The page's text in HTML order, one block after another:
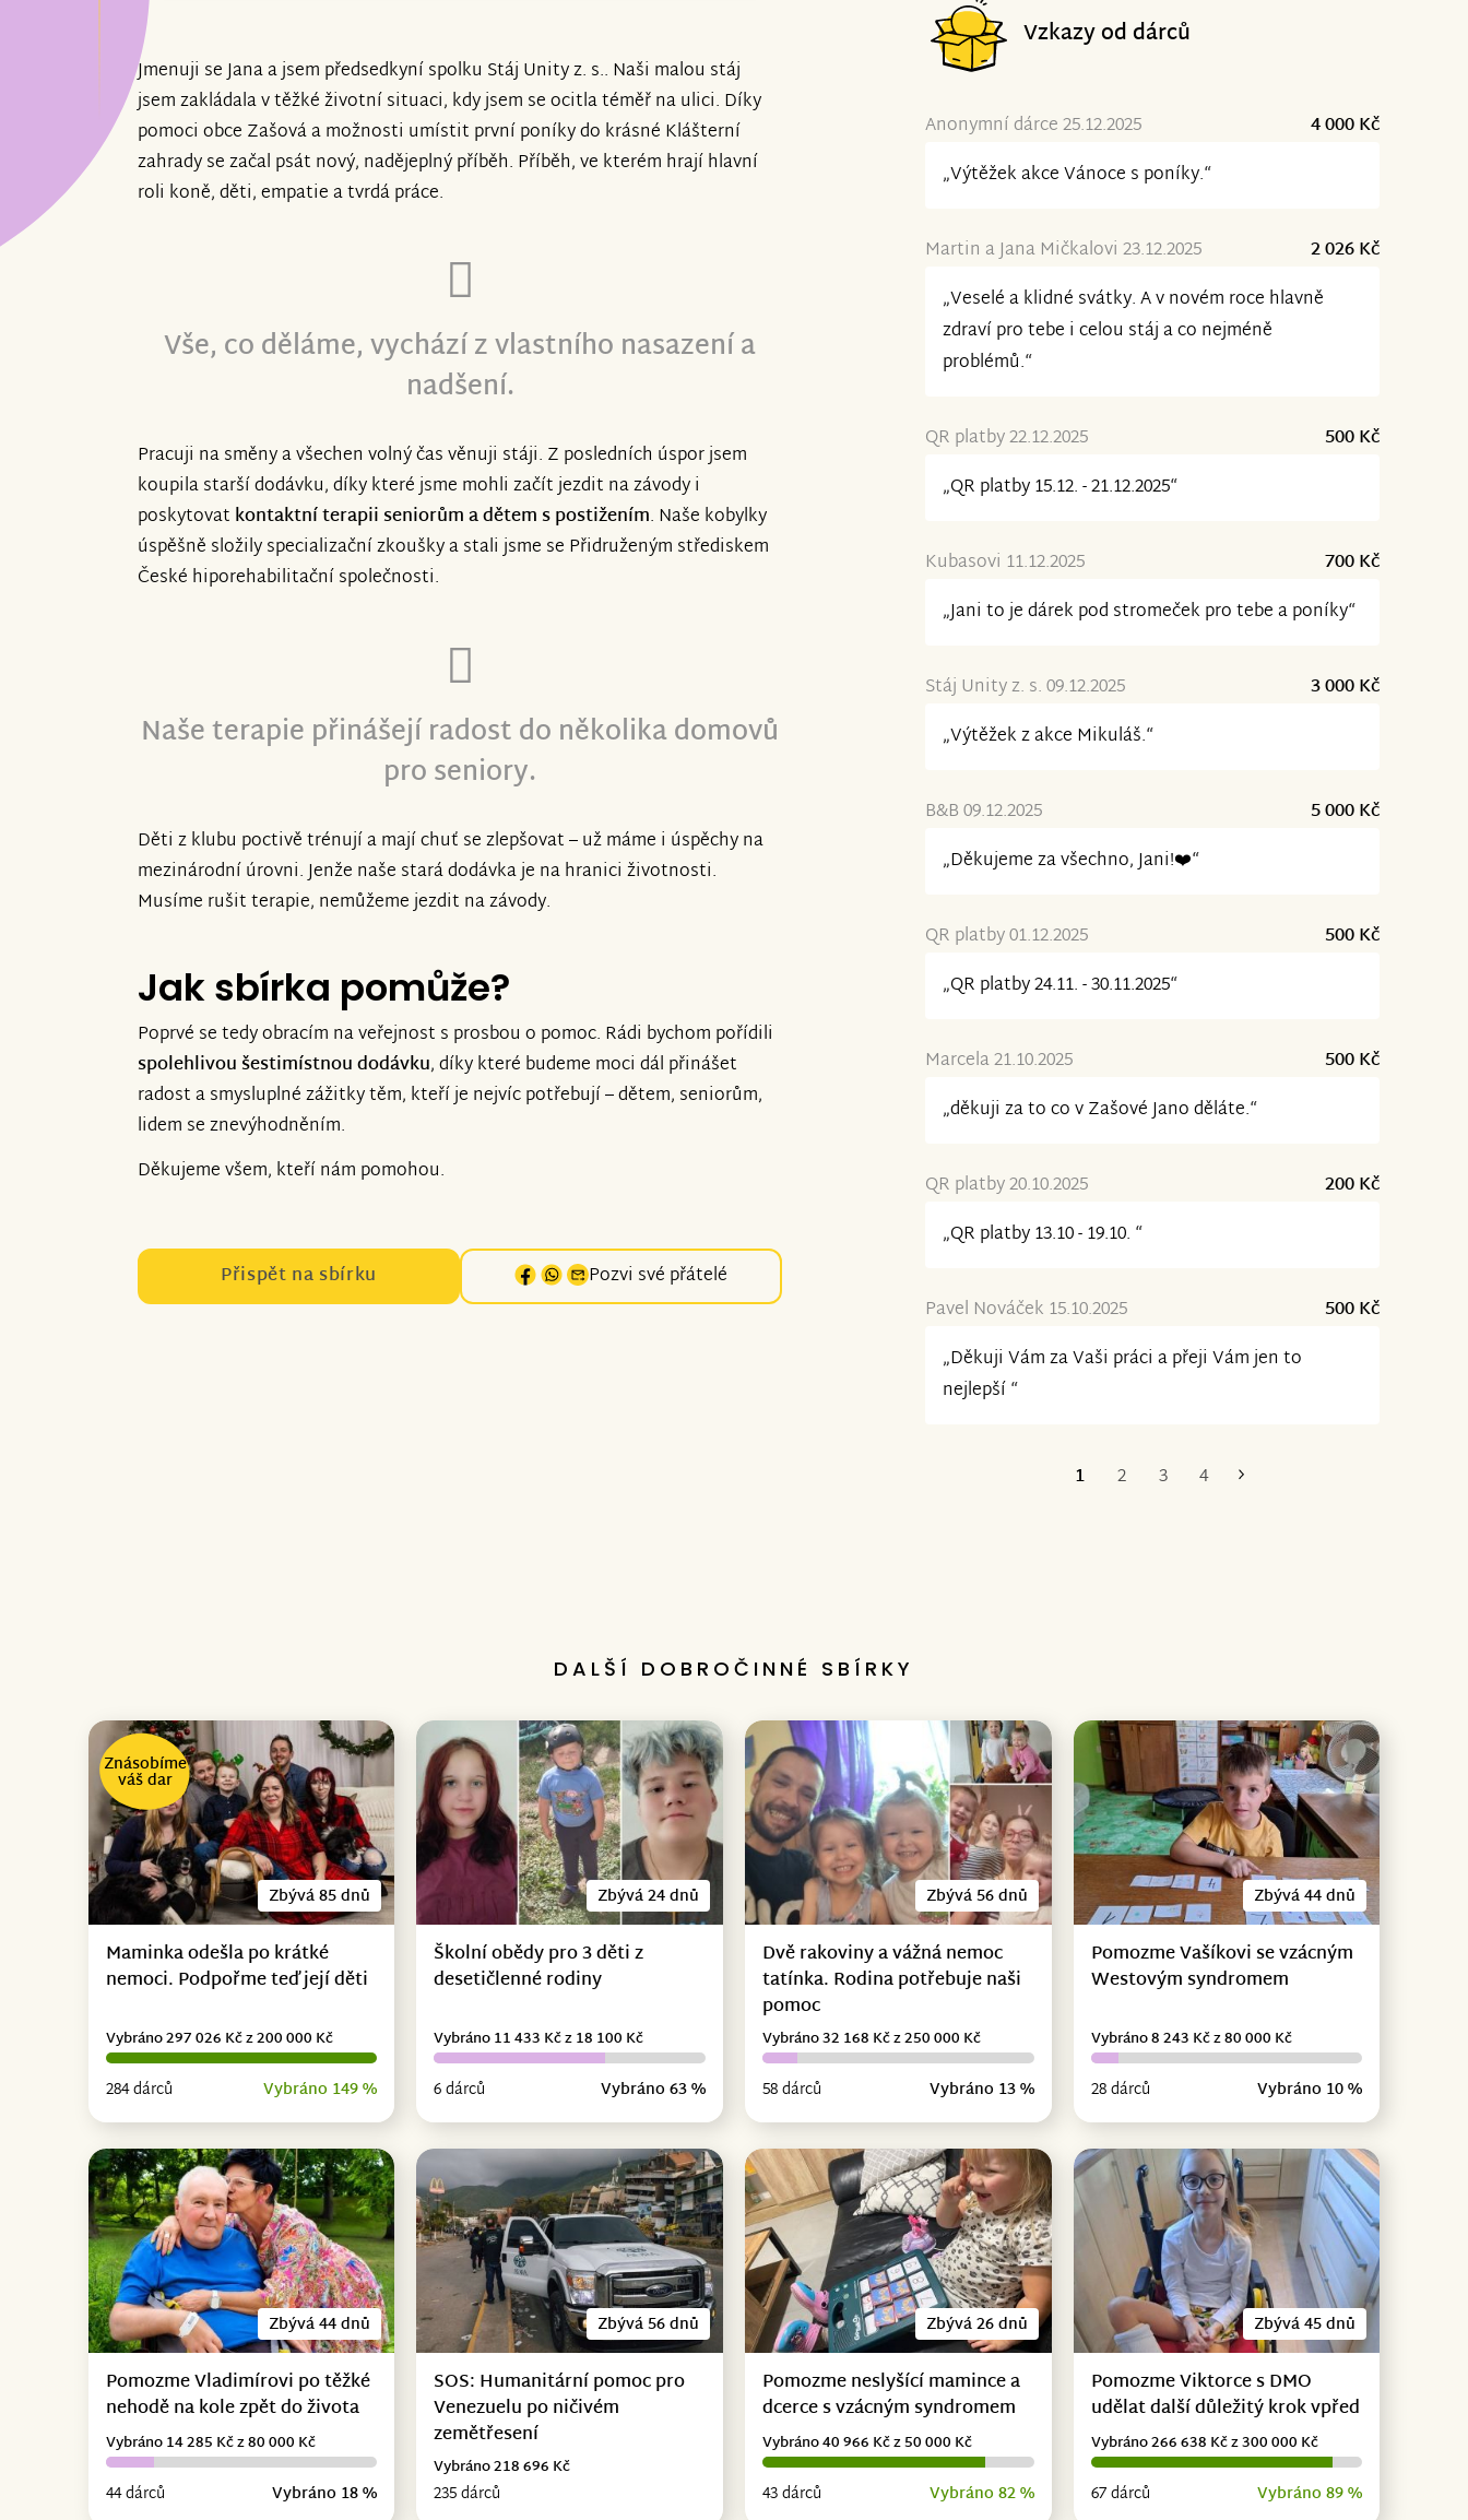
Uvědomujeme si,že náš požadavek není život ohrožující,a víme že jsou
mnohem svízelnější životní situace vyžadující pomoc.O to víc si vážíme
Vaší pomoci a o to víc jste nám vrátili chuť do nikdy nekončící
práce.Pomáhat má smysl ,jakkoliv.Děkujeme .Tým Stáje Unity.
Jmenuji se Jana a jsem předsedkyní spolku Stáj Unity z. s.. Naši malou stáj
jsem zakládala v těžké životní situaci, kdy jsem se ocitla téměř na ulici. Díky
pomoci obce Zašová a možnosti umístit první poníky do krásné Klášterní
zahrady se začal psát nový, nadějeplný příběh. Příběh, ve kterém hrají hlavní
roli koně, děti, empatie a tvrdá práce.
Vše, co děláme, vychází z vlastního nasazení a
nadšení.
Pracuji na směny a všechen volný čas věnuji stáji. Z posledních úspor jsem
koupila starší dodávku, díky které jsme mohli začít jezdit na závody i
poskytovat kontaktní terapii seniorům a dětem s postižením. Naše kobylky
úspěšně složily specializační zkoušky a stali jsme se Přidruženým střediskem
České hiporehabilitační společnosti.
Naše terapie přinášejí radost do několika domovů
pro seniory.
Děti z klubu poctivě trénují a mají chuť se zlepšovat – už máme i úspěchy na
mezinárodní úrovni. Jenže naše stará dodávka je na hranici životnosti.
Musíme rušit terapie, nemůžeme jezdit na závody.
Jak sbírka pomůže?
Poprvé se tedy obracím na veřejnost s prosbou o pomoc. Rádi bychom pořídili
spolehlivou šestimístnou dodávku, díky které budeme moci dál přinášet
radost a smysluplné zážitky těm, kteří je nejvíc potřebují – dětem, seniorům,
lidem se znevýhodněním.
Děkujeme všem, kteří nám pomohou.
Přispět na sbírku Pozvi své přátelé
Vzkazy od dárců
Anonymní dárce 25.12.2025
4 000 Kč
„Výtěžek akce Vánoce s poníky.“
Martin a Jana Mičkalovi 23.12.2025
2 026 Kč
„Veselé a klidné svátky. A v novém roce hlavně
zdraví pro tebe i celou stáj a co nejméně
problémů.“
QR platby 22.12.2025
500 Kč
„QR platby 15.12. - 21.12.2025“
Kubasovi 11.12.2025
700 Kč
„Jani to je dárek pod stromeček pro tebe a poníky“
Stáj Unity z. s. 09.12.2025
3 000 Kč
„Výtěžek z akce Mikuláš.“
B&B 09.12.2025
5 000 Kč
„Děkujeme za všechno, Jani!❤️“
QR platby 01.12.2025
500 Kč
„QR platby 24.11. - 30.11.2025“
Marcela 21.10.2025
500 Kč
„děkuji za to co v Zašové Jano děláte.“
QR platby 20.10.2025
200 Kč
„QR platby 13.10 - 19.10. “
Pavel Nováček 15.10.2025
500 Kč
„Děkuji Vám za Vaši práci a přeji Vám jen to
nejlepší “
1 2 3 4
DALŠÍ DOBROČINNÉ SBÍRKY
Zbývá 85 dnů
Znásobíme
váš dar
Maminka odešla po krátké
nemoci. Podpořme teď její děti
284 dárců Vybráno 149 %
Vybráno 297 026 Kč z 200 000 Kč
Zbývá 24 dnů
Školní obědy pro 3 děti z
desetičlenné rodiny
6 dárců Vybráno 63 %
Vybráno 11 433 Kč z 18 100 Kč
Zbývá 56 dnů
Dvě rakoviny a vážná nemoc
tatínka. Rodina potřebuje naši
pomoc
58 dárců Vybráno 13 %
Vybráno 32 168 Kč z 250 000 Kč
Zbývá 44 dnů
Pomozme Vašíkovi se vzácným
Westovým syndromem
28 dárců Vybráno 10 %
Vybráno 8 243 Kč z 80 000 Kč
Zbývá 44 dnů
Pomozme Vladimírovi po těžké
nehodě na kole zpět do života
44 dárců Vybráno 18 %
Vybráno 14 285 Kč z 80 000 Kč
Zbývá 56 dnů
SOS: Humanitární pomoc pro
Venezuelu po ničivém
zemětřesení
235 dárců
Vybráno 218 696 Kč
Zbývá 26 dnů
Pomozme neslyšící mamince a
dcerce s vzácným syndromem
43 dárců Vybráno 82 %
Vybráno 40 966 Kč z 50 000 Kč
Zbývá 45 dnů
Pomozme Viktorce s DMO
udělat další důležitý krok vpřed
67 dárců Vybráno 89 %
Vybráno 266 638 Kč z 300 000 Kč